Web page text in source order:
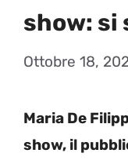
show: si
Ottobre 18,
Maria De
show, il